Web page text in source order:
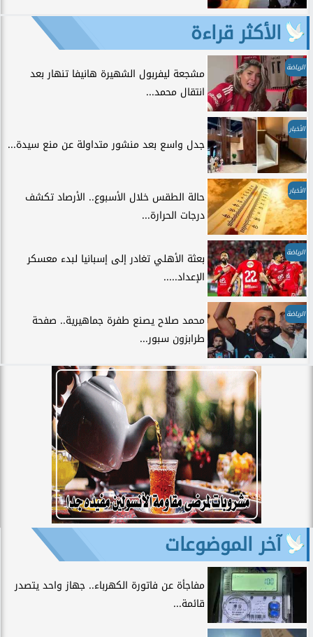
الأكثر قراءة
الرياضة
مشجعة ليفربول الشهيرة هانيفا تنهار بعد
انتقال محمد...
الأخبار
جدل واسع بعد منشور متداولة عن منع سيدة...
الأخبار
حالة الطقس خلال الأسبوع.. الأرصاد تكشف
درجات الحرارة...
الرياضة
بعثة الأهلي تغادر إلى إسبانيا لبدء معسكر
الإعداد.....
الرياضة
محمد صلاح يصنع طفرة جماهيرية.. صفحة
طرابزون سبور...
آخر الموضوعات
مفاجأة عن فاتورة الكهرباء.. جهاز واحد يتصدر
قائمة...